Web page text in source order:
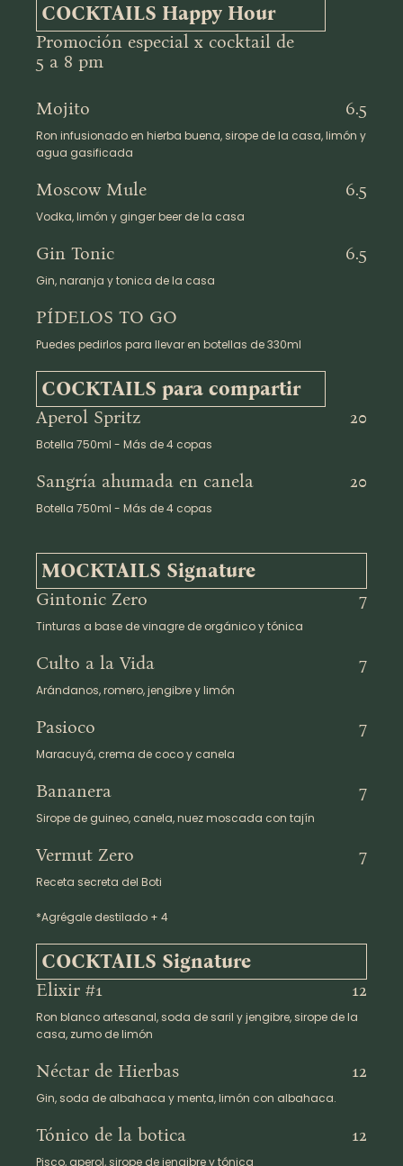
COCKTAILS Happy Hour
Promoción especial x cocktail de
5 a 8 pm
Mojito 6.5
Ron infusionado en hierba buena, sirope de la casa, limón y
agua gasificada
Moscow Mule 6.5
Vodka, limón y ginger beer de la casa
Gin Tonic 6.5
Gin, naranja y tonica de la casa
PÍDELOS TO GO
Puedes pedirlos para llevar en botellas de 330ml
COCKTAILS para compartir
Aperol Spritz 20
Botella 750ml - Más de 4 copas
Sangría ahumada en canela 20
Botella 750ml - Más de 4 copas
MOCKTAILS Signature
Gintonic Zero 7
Tinturas a base de vinagre de orgánico y tónica
Culto a la Vida 7
Arándanos, romero, jengibre y limón
Pasioco 7
Maracuyá, crema de coco y canela
Bananera 7
Sirope de guineo, canela, nuez moscada con tajín
Vermut Zero 7
Receta secreta del Boti
*Agrégale destilado + 4
COCKTAILS Signature
Elixir #1 12
Ron blanco artesanal, soda de saril y jengibre, sirope de la
casa, zumo de limón
Néctar de Hierbas 12
Gin, soda de albahaca y menta, limón con albahaca.
Tónico de la botica 12
Pisco, aperol, sirope de jengibre y tónica